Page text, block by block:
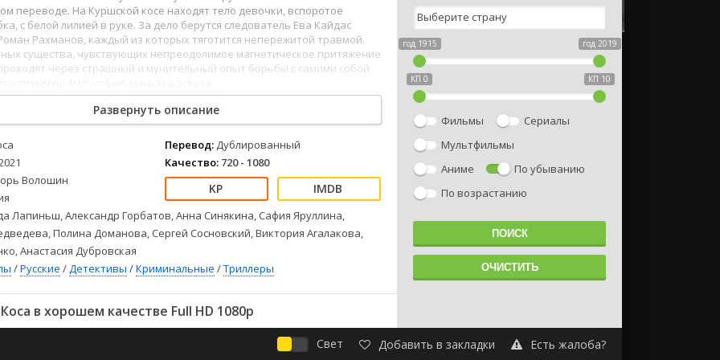
Детские
Драмы
Комедии
Спорт
Триллеры
Ужасы
2022
2021
Зарубежные
Фильмы из соцетей
переводе. На Куршской косе находят тело девочки, вспоротое
с белой лилией в руке. За дело берутся следователь Ева Кайдас
Рахманов, каждый из которых тяготится непережитой травмой.
существа, чувствующих непреодолимое магнетическое притяжение
проходят через страшный и мучительный опыт борьбы с самими собой
Развернуть описание
Волошин
Перевод: Дублированный
Качество: 720 - 1080
Лапиньш, Александр Горбатов, Анна Синякина, Сафия Яруллина,
Полина Доманова, Сергей Сосновский, Виктория Агалакова,
Анастасия Дубровская
/Русские /Детективы /Криминальные /Триллеры
в хорошем качестве Full HD 1080p
год 1915 год 2019
КП 0 КП 10
Фильмы
Сериалы
Мультфильмы
Аниме
По убыванию
По возрастанию
Свет Добавить в закладки Есть жалоба?